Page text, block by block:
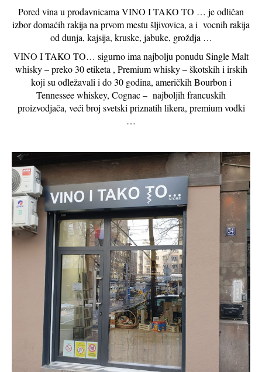
Pored vina u prodavnicama VINO I TAKO TO … je odličan
izbor domaćih rakija na prvom mestu šljivovica, a i vocnih rakija
od dunja, kajsija, kruske, jabuke, groždja …
VINO I TAKO TO… sigurno ima najbolju ponudu Single Malt
whisky – preko 30 etiketa , Premium whisky – škotskih i irskih
koji su odležavali i do 30 godina, američkih Bourbon i
Tennessee whiskey, Cognac – najboljih francuskih
proizvodjača, veći broj svetski priznatih likera, premium vodki
…